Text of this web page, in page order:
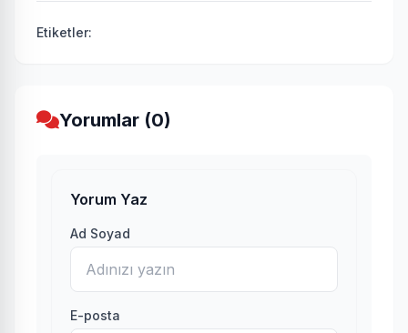
Etiketler:
Yorumlar (0)
Yorum Yaz
Ad Soyad
E-posta